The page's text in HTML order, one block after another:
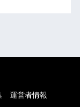
運営者情報